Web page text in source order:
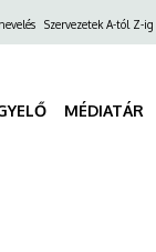
Szervezetek A-tól Z-ig
MÉDIATÁR